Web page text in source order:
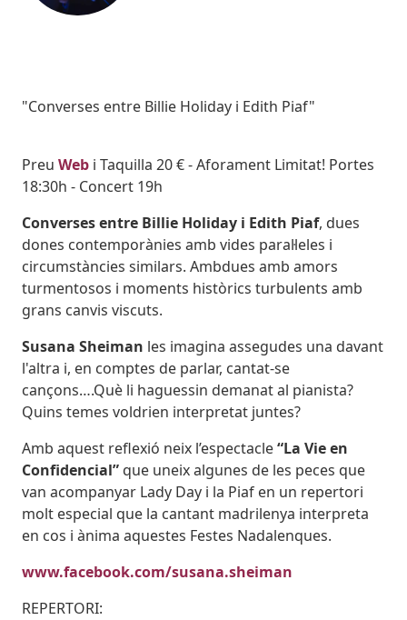
Subtitol
"Converses entre Billie Holiday i Edith Piaf"
Preu Web i Taquilla 20 € - Aforament Limitat! Portes
18:30h - Concert 19h
Converses entre Billie Holiday i Edith Piaf, dues
dones contemporànies amb vides paral·leles i
circumstàncies similars. Ambdues amb amors
turmentosos i moments històrics turbulents amb
grans canvis viscuts.
Susana Sheiman les imagina assegudes una davant
l'altra i, en comptes de parlar, cantat-se
cançons….Què li haguessin demanat al pianista?
Quins temes voldrien interpretat juntes?
Amb aquest reflexió neix l’espectacle“La Vie en
Confidencial” que uneix algunes de les peces que
van acompanyar Lady Day i la Piaf en un repertori
molt especial que la cantant madrilenya interpreta
en cos i ànima aquestes Festes Nadalenques.
www.facebook.com/susana.sheiman
REPERTORI: